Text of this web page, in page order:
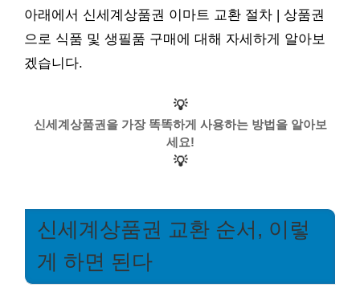
아래에서 신세계상품권 이마트 교환 절차 | 상품권
으로 식품 및 생필품 구매에 대해 자세하게 알아보
겠습니다.
💡
신세계상품권을 가장 똑똑하게 사용하는 방법을 알아보
세요!
💡
신세계상품권 교환 순서, 이렇
게 하면 된다